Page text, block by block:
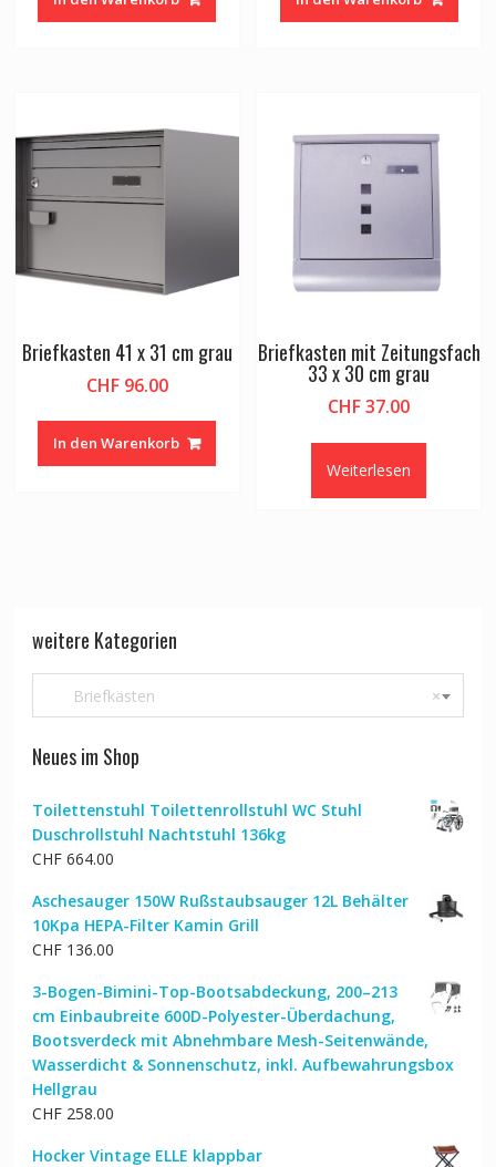
Briefkasten 41 x 31 cm grau
CHF96.00
In den Warenkorb
Briefkasten mit Zeitungsfach
33 x 30 cm grau
CHF37.00
Weiterlesen
weitere Kategorien
×
Briefkästen
Neues im Shop
Toilettenstuhl Toilettenrollstuhl WC Stuhl
Duschrollstuhl Nachtstuhl 136kg
CHF664.00
Aschesauger 150W Rußstaubsauger 12L Behälter
10Kpa HEPA-Filter Kamin Grill
CHF136.00
3-Bogen-Bimini-Top-Bootsabdeckung, 200–213
cm Einbaubreite 600D-Polyester-Überdachung,
Bootsverdeck mit Abnehmbare Mesh-Seitenwände,
Wasserdicht & Sonnenschutz, inkl. Aufbewahrungsbox
Hellgrau
CHF258.00
Hocker Vintage ELLE klappbar